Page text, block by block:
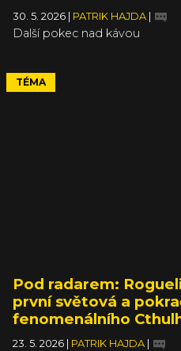
30. 5. 2026 PATRIK HAJDA
Další pokec nad kávou
TÉMA
Pod radarem:
první světová a
fenomenálního
23. 5. 2026 PATRIK HAJDA